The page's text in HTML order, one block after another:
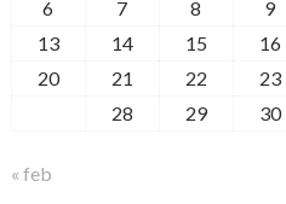
6
7 8 9
13
14 15 16
20
21 22 23
28 29 30
« feb